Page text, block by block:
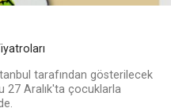
tarafından gösterilecek
27 Aralık'ta çocuklarla